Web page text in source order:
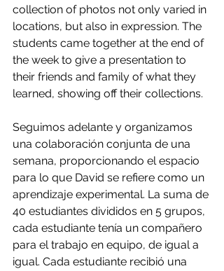
collection of photos not only varied in
locations, but also in expression. The
students came together at the end of
the week to give a presentation to
their friends and family of what they
learned, showing off their collections.
Seguimos adelante y organizamos
una colaboración conjunta de una
semana, proporcionando el espacio
para lo que David se refiere como un
aprendizaje experimental. La suma de
40 estudiantes divididos en 5 grupos,
cada estudiante tenía un compañero
para el trabajo en equipo, de igual a
igual. Cada estudiante recibió una